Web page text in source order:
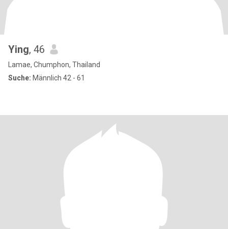
Ying, 46
Lamae, Chumphon, Thailand
Suche: Männlich 42 - 61